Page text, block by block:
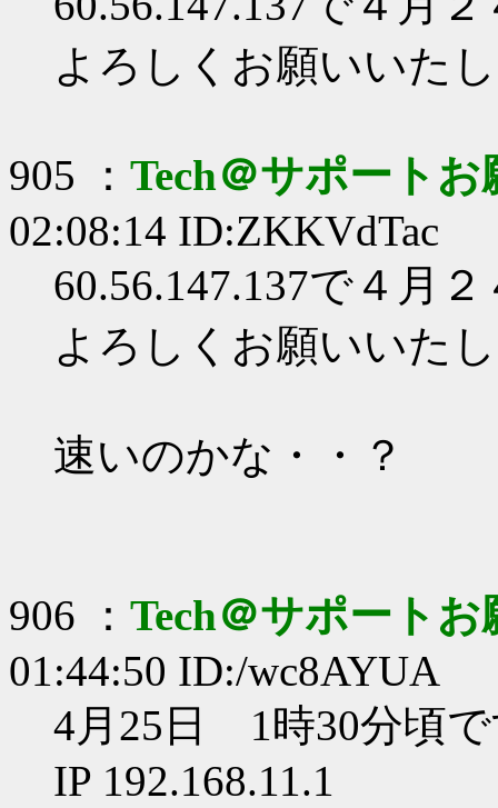
よろしくお願いいた
905 ： Tech＠サポート
02:08:14 ID:ZKKVdTac
60.56.147.137で４月
よろしくお願いいた
速いのかな・・？
906 ： Tech＠サポート
01:44:50 ID:/wc8AYUA
4月25日 1時30分頃
IP 192.168.11.1